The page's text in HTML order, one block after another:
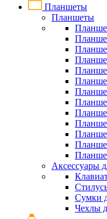
Планшеты
Планшеты
Аксессуары
Сумки
Чехлы